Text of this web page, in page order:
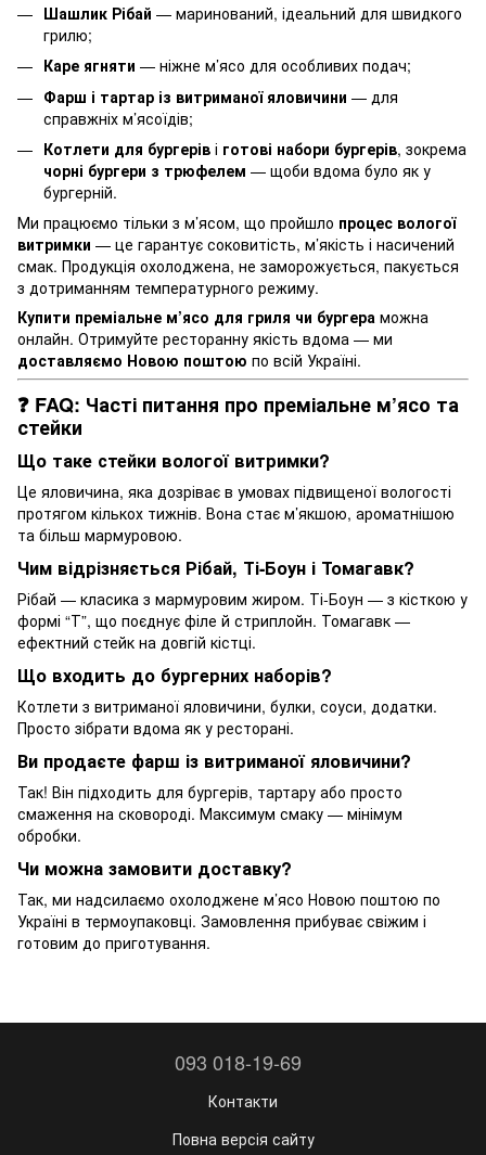
Шашлик Рібай — маринований, ідеальний для швидкого
грилю;
Каре ягняти — ніжне м’ясо для особливих подач;
Фарш і тартар із витриманої яловичини — для
справжніх м’ясоїдів;
Котлети для бургерів і готові набори бургерів, зокрема
чорні бургери з трюфелем — щоби вдома було як у
бургерній.
Ми працюємо тільки з м’ясом, що пройшло процес вологої
витримки — це гарантує соковитість, м’якість і насичений
смак. Продукція охолоджена, не заморожується, пакується
з дотриманням температурного режиму.
Купити преміальне м’ясо для гриля чи бургера можна
онлайн. Отримуйте ресторанну якість вдома — ми
доставляємо Новою поштою по всій Україні.
❓ FAQ: Часті питання про преміальне м’ясо та
стейки
Що таке стейки вологої витримки?
Це яловичина, яка дозріває в умовах підвищеної вологості
протягом кількох тижнів. Вона стає м’якшою, ароматнішою
та більш мармуровою.
Чим відрізняється Рібай, Ті-Боун і Томагавк?
Рібай — класика з мармуровим жиром. Ті-Боун — з кісткою у
формі “Т”, що поєднує філе й стриплойн. Томагавк —
ефектний стейк на довгій кістці.
Що входить до бургерних наборів?
Котлети з витриманої яловичини, булки, соуси, додатки.
Просто зібрати вдома як у ресторані.
Ви продаєте фарш із витриманої яловичини?
Так! Він підходить для бургерів, тартару або просто
смаження на сковороді. Максимум смаку — мінімум
обробки.
Чи можна замовити доставку?
Так, ми надсилаємо охолоджене м’ясо Новою поштою по
Україні в термоупаковці. Замовлення прибуває свіжим і
готовим до приготування.
093 018-19-69
Контакти
Повна версія сайту